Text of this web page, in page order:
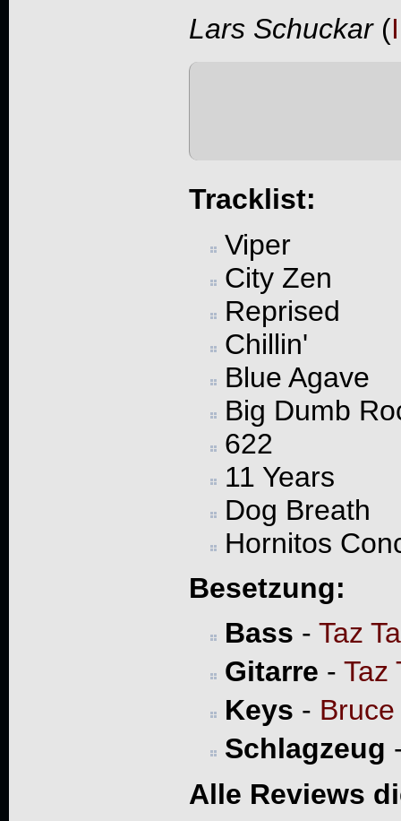
Lars Schuckar(
Tracklist:
Viper
City Zen
Reprised
Chillin'
Blue Agave
Big Dumb
622
11 Years
Dog Breath
Hornitos
Besetzung:
Bass - Taz
Gitarre - Taz
Keys -
Schlagzeug
Alle Reviews